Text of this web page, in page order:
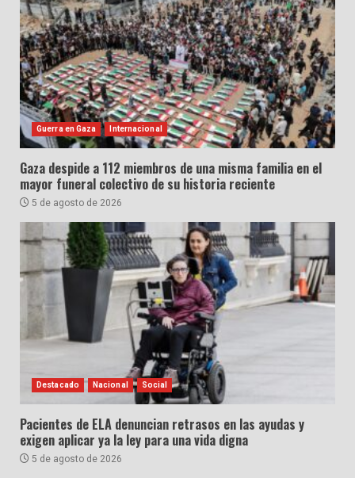
Guerra en Gaza Internacional
Gaza despide a 112 miembros de una misma familia en el
mayor funeral colectivo de su historia reciente
5 de agosto de 2026
Destacado Nacional Social
Pacientes de ELA denuncian retrasos en las ayudas y
exigen aplicar ya la ley para una vida digna
5 de agosto de 2026